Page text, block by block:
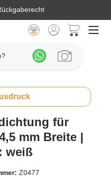
für
mm Breite |
weiß
Z0477